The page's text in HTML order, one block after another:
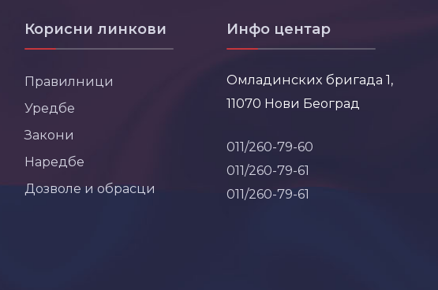
Корисни линкови
Правилници
Уредбе
Закони
Наредбе
Дозволе и обрасци
Инфо центар
Омладинских бригада 1,
11070 Нови Београд
011/260-79-60
011/260-79-61
011/260-79-61